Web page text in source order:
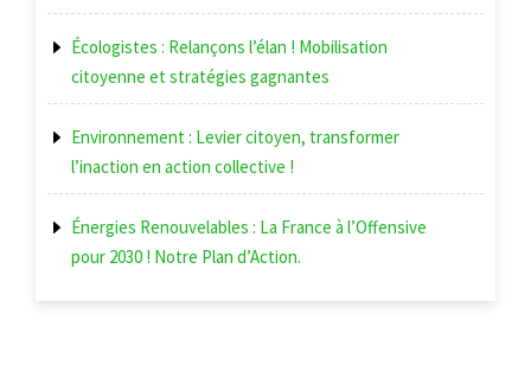
Écologistes : Relançons l’élan ! Mobilisation
citoyenne et stratégies gagnantes
Environnement : Levier citoyen, transformer
l’inaction en action collective !
Énergies Renouvelables : La France à l’Offensive
pour 2030 ! Notre Plan d’Action.